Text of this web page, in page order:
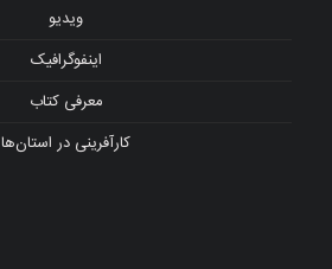
ویدیو
اینفوگرافیک
معرفی کتاب
کارآفرینی در استان‌ها